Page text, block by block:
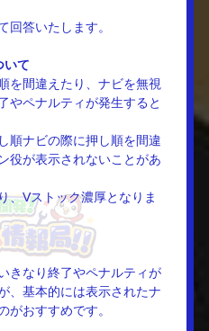
回答いたします。
いて
を間違えたり、ナビを無視
やペナルティが発生すると
順ナビの際に押し順を間違
役が表示されないことがあ
、Vストック濃厚となりま
きなり終了やペナルティが
、基本的には表示されたナ
がおすすめです。